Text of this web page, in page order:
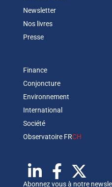
Newsletter
Nos livres
Presse
Finance
Conjoncture
Environnement
International
Société
Observatoire FRCH
Abonnez vous à notre